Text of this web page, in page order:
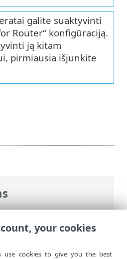
>ESET VPN>
ESET VPN>
iš ESET HOME
galite suaktyvinti
Router“ konfigūraciją.
ją kitam
pirmiausia išjunkite
your cookies
use cookies to give you the best